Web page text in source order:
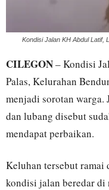
Kondisi Jalan KH Abdul Latif,
CILEGON– Kondisi
Palas, Kelurahan
menjadi sorotan warga.
dan lubang disebut
mendapat perbaikan.
Keluhan tersebut
kondisi jalan beredar